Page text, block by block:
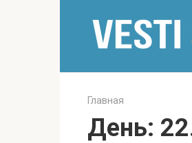
Главная
День: